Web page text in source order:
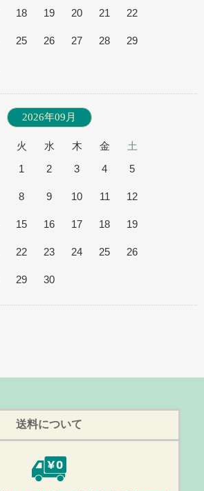
18 19 20 21 22
25 26 27 28 29
2026年09月
火 水 木 金
土
1
2 3 4 5
8 9 10 11 12
15 16 17 18 19
22 23 24 25 26
29 30
送料について